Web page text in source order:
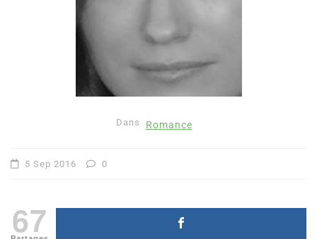
Dans Romance
5 Sep 2016 0
67